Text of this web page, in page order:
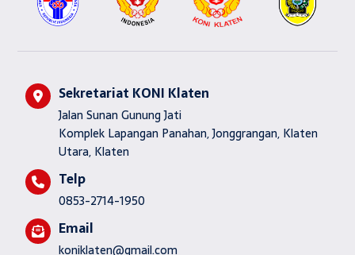
Sekretariat KONI Klaten
Jalan Sunan Gunung Jati
Komplek Lapangan Panahan, Jonggrangan, Klaten
Utara, Klaten
Telp
0853-2714-1950
Email
koniklaten@gmail.com